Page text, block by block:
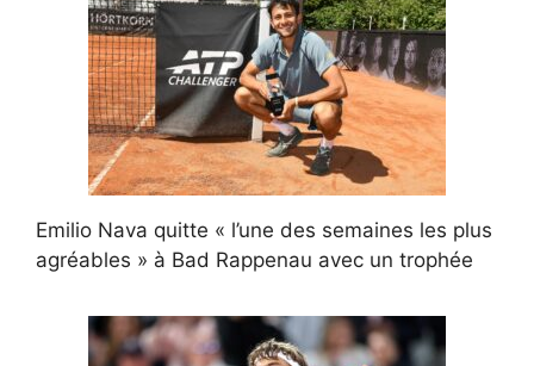
Emilio Nava quitte « l’une des semaines les plus
agréables » à Bad Rappenau avec un trophée